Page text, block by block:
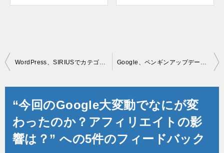
投
ゲ
ー
“今回のGoogle大変動でなにが変
わったのか？アフィリエイトの影
響は？” への5件のフィードバック